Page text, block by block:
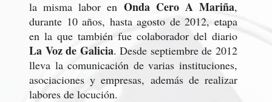
la misma labor en Onda Cero A Mariña,
durante 10 años, hasta agosto de 2012, etapa
en la que también fue colaborador del diario
La Voz de Galicia. Desde septiembre de 2012
lleva la comunicación de varias instituciones,
asociaciones y empresas, además de realizar
labores de locución.